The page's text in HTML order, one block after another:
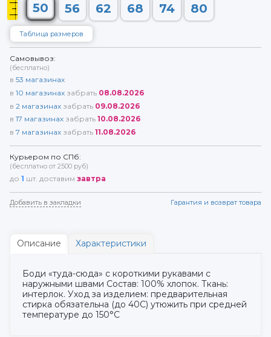
50 56 62 68 74 80
Таблица размеров
Самовывоз:
(бесплатно)
в 53 магазинах
в 10 магазинах забрать 08.08.2026
в 2 магазинах забрать 09.08.2026
в 17 магазинах забрать 10.08.2026
в 7 магазинах забрать 11.08.2026
Курьером по СПб:
(бесплатно от 2500 руб)
до 1 шт. доставим завтра
Добавить в закладки Гарантия и возврат товара
Описание Характеристики
Боди «туда-сюда» с короткими рукавами с
наружными швами Состав: 100% хлопок. Ткань:
интерлок. Уход за изделием: предварительная
стирка обязательна (до 40С) утюжить при средней
температуре до 150°С